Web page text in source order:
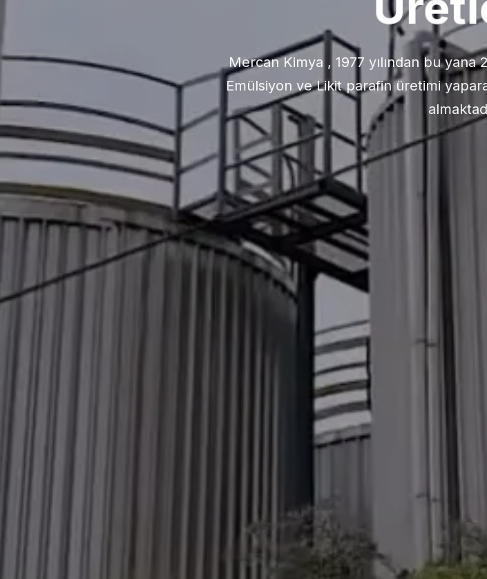
ISO 9001 ve TSE Onaylı Ürünleri ile
müşterilerimize en yüksek